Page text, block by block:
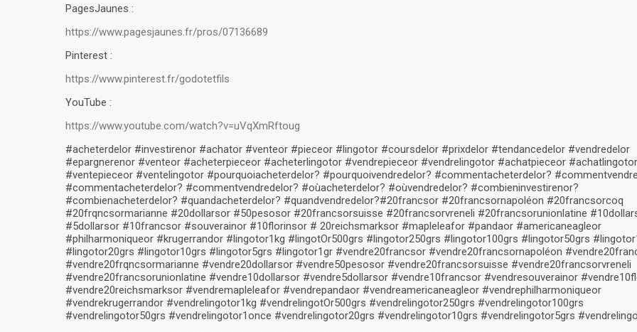
PagesJaunes :
https://www.pagesjaunes.fr/pros/07136689
Pinterest :
https://www.pinterest.fr/godotetfils
YouTube :
https://www.youtube.com/watch?v=uVqXmRftoug
#acheterdelor #investirenor #achator #venteor #pieceor #lingotor #coursdelor #prixdelor #tendancedelor #vendredelor
#epargnerenor #venteor #acheterpieceor #acheterlingotor #vendrepieceor #vendrelingotor #achatpieceor #achatlingotor
#ventepieceor #ventelingotor #pourquoiacheterdelor? #pourquoivendredelor? #commentacheterdelor?
#commentacheterdelor? #commentvendredelor? #oùacheterdelor? #oùvendredelor? #combieninvestirenor?
#combienacheterdelor? #quandacheterdelor? #quandvendredelor?#20francsor #20francsornapoléon #20francsorcoq
#20frqncsormarianne #20dollarsor #50pesosor #20francsorsuisse #20francsorvreneli #20francsorunionlatine
#5dollarsor #10francsor #souverainor #10florinsor # 20reichsmarksor #mapleleafor #pandaor #americaneagleor
#philharmoniqueor #krugerrandor #lingotor1kg #lingotOr500grs #lingotor250grs #lingotor100grs #lingotor50grs
#lingotor20grs #lingotor10grs #lingotor5grs #lingotor1gr #vendre20francsor #vendre20francsornapoléon
#vendre20frqncsormarianne #vendre20dollarsor #vendre50pesosor #vendre20francsorsuisse #vendre20francsorvreneli
#vendre20francsorunionlatine #vendre10dollarsor #vendre5dollarsor #vendre10francsor #vendresouverainor
#vendre20reichsmarksor #vendremapleleafor #vendrepandaor #vendreamericaneagleor #vendrephilharmoniqueor
#vendrekrugerrandor #vendrelingotor1kg #vendrelingotOr500grs #vendrelingotor250grs #vendrelingotor100grs
#vendrelingotor50grs #vendrelingotor1once #vendrelingotor20grs #vendrelingotor10grs #vendrelingotor5grs